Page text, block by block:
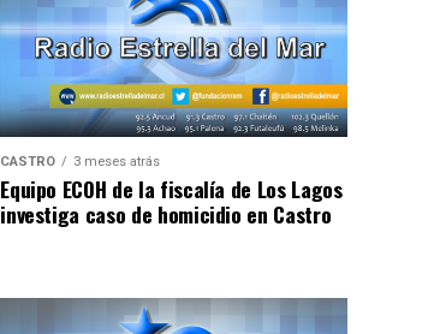
CASTRO 3 meses atrás
Equipo ECOH de la fiscalía de Los Lagos
investiga caso de homicidio en Castro